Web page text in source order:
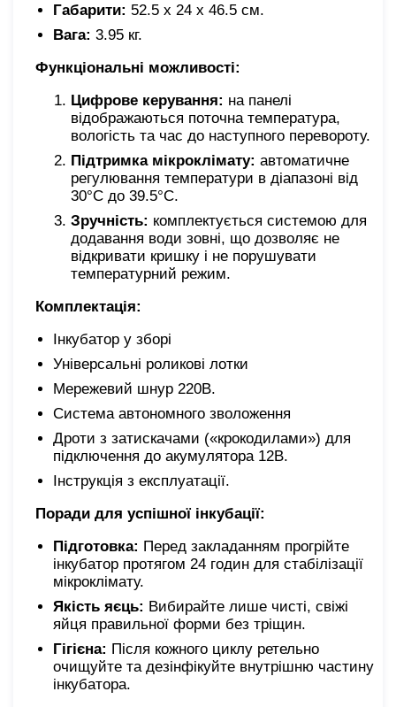
Габарити: 52.5 х 24 х 46.5 см.
Вага: 3.95 кг.
Функціональні можливості:
Цифрове керування: на панелі
відображаються поточна температура,
вологість та час до наступного перевороту.
Підтримка мікроклімату: автоматичне
регулювання температури в діапазоні від
30°C до 39.5°C.
Зручність: комплектується системою для
додавання води зовні, що дозволяє не
відкривати кришку і не порушувати
температурний режим.
Комплектація:
Інкубатор у зборі
Універсальні роликові лотки
Мережевий шнур 220В.
Система автономного зволоження
Дроти з затискачами («крокодилами») для
підключення до акумулятора 12В.
Інструкція з експлуатації.
Поради для успішної інкубації:
Підготовка: Перед закладанням прогрійте
інкубатор протягом 24 годин для стабілізації
мікроклімату.
Якість яєць: Вибирайте лише чисті, свіжі
яйця правильної форми без тріщин.
Гігієна: Після кожного циклу ретельно
очищуйте та дезінфікуйте внутрішню частину
інкубатора.